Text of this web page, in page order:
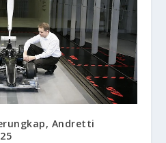
Andretti